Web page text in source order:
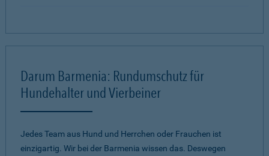
Darum Barmenia: Rundumschutz für
Hundehalter und Vierbeiner
Jedes Team aus Hund und Herrchen oder Frauchen ist
einzigartig. Wir bei der Barmenia wissen das. Deswegen